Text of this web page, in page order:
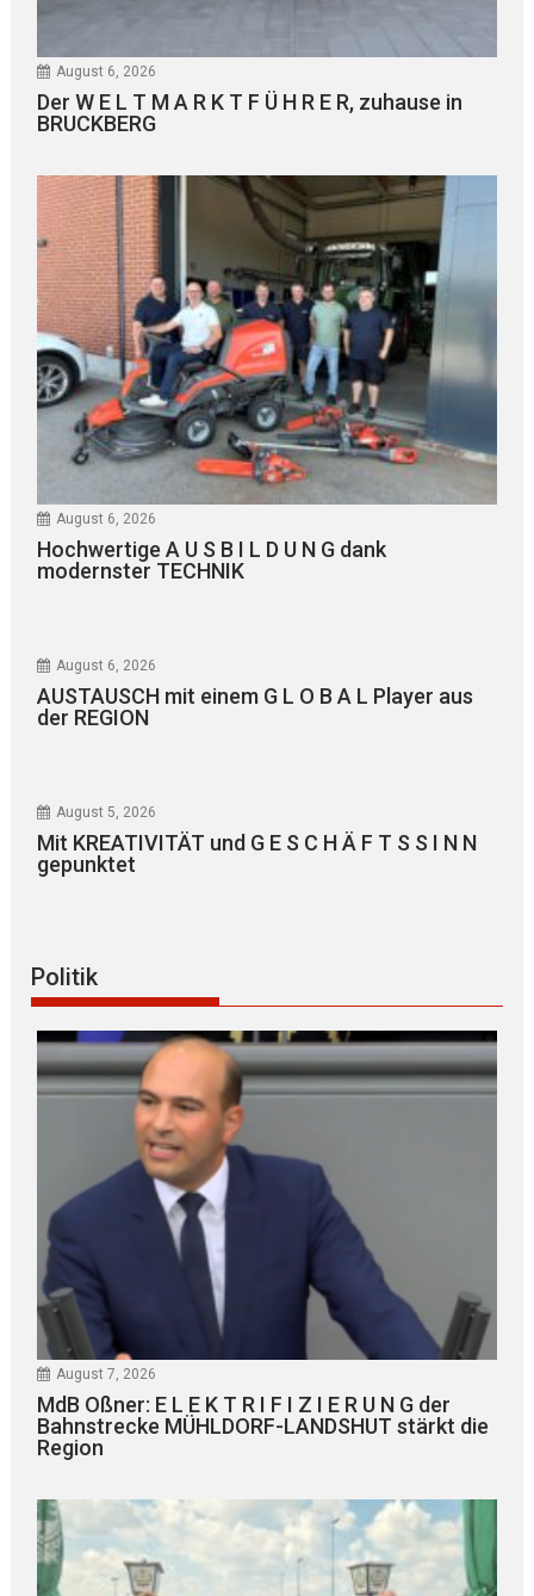
August 6, 2026
Der W E L T M A R K T F Ü H R E R, zuhause in
BRUCKBERG
August 6, 2026
Hochwertige A U S B I L D U N G dank
modernster TECHNIK
August 6, 2026
AUSTAUSCH mit einem G L O B A L Player aus
der REGION
August 5, 2026
Mit KREATIVITÄT und G E S C H Ä F T S S I N N
gepunktet
Politik
August 7, 2026
MdB Oßner: E L E K T R I F I Z I E R U N G der
Bahnstrecke MÜHLDORF-LANDSHUT stärkt die
Region